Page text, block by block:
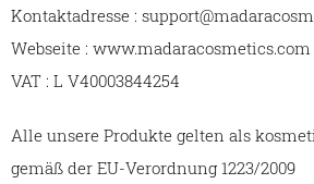
Kontaktadresse :
Webseite : www.madaracosmetics.com
VAT : L V40003844254
Alle unsere Produkte gelten als
gemäß der EU-Verordnung 1223/2009